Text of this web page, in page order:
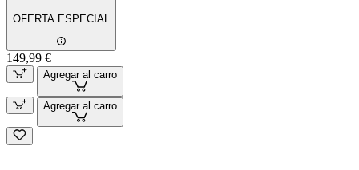
OFERTA ESPECIAL
149,99 €
Agregar al carro
Agregar al carro